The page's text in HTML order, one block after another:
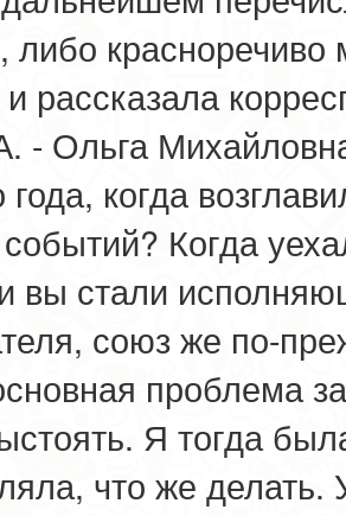
либо
рассказала
- Ольга
когда
событий? Когда
вы стали
союз же по-
проблема
Я тогда
что же